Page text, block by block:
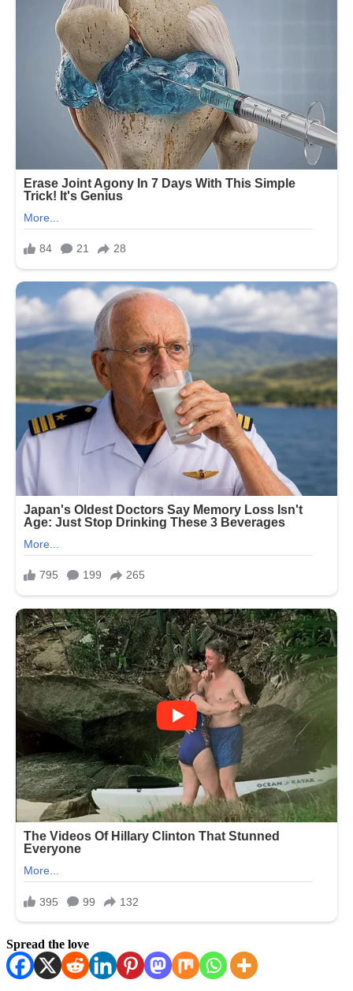
Spread the love